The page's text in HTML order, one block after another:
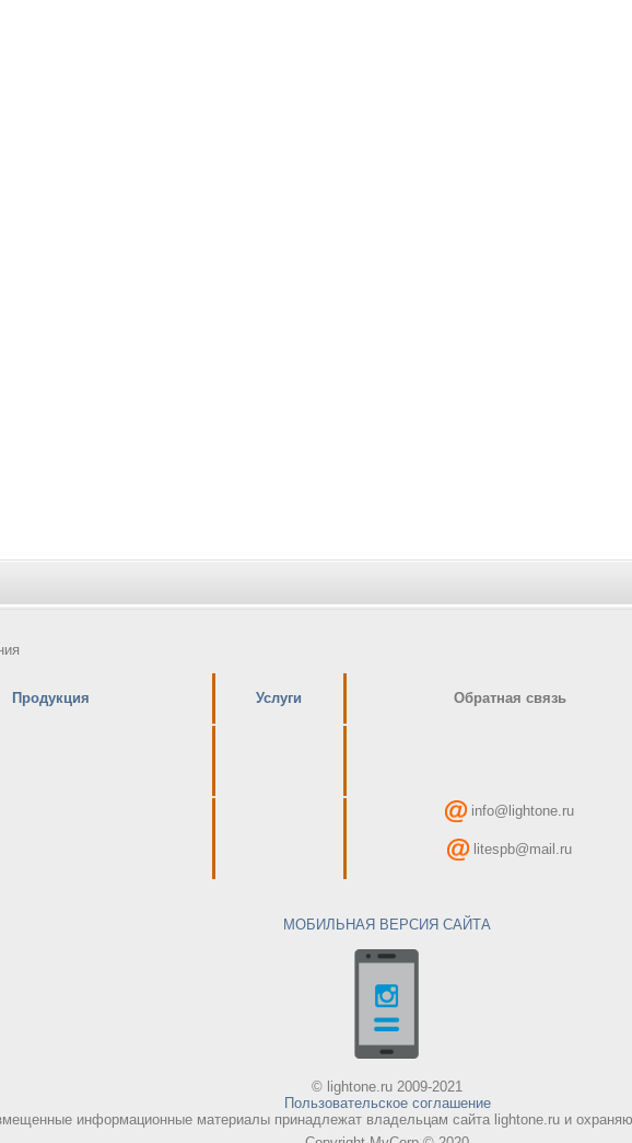
Продукция Услуги Обратная связь
info@lightone.ru
litespb@mail.ru
МОБИЛЬНАЯ ВЕРСИЯ САЙТА
© lightone.ru 2009-2021
Пользовательское соглашение
информационные материалы принадлежат владельцам сайта lightone.ru и